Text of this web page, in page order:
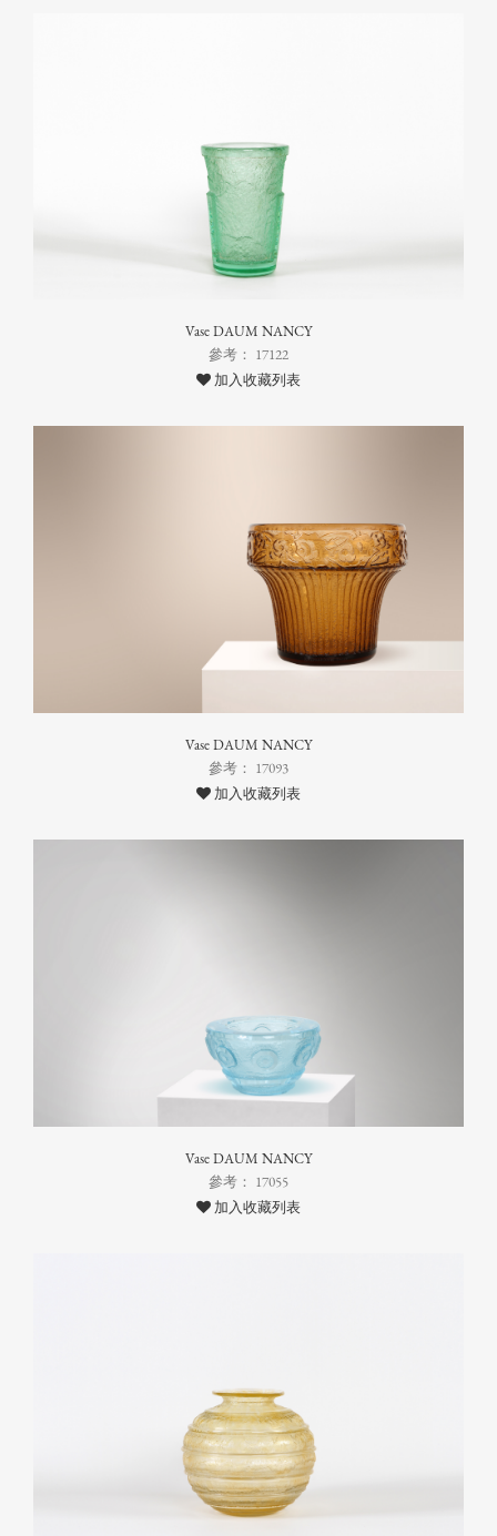
Vase DAUM NANCY
參考： 17122
加入收藏列表
Vase DAUM NANCY
參考： 17093
加入收藏列表
Vase DAUM NANCY
參考： 17055
加入收藏列表